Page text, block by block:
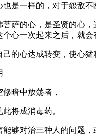
是一样的，对于怨敌
的心，是圣贤的心，
心一次起来之后，就
心达成转变，使心猛
暗中放荡者，
将成消毒药。
对治三种人的问题，